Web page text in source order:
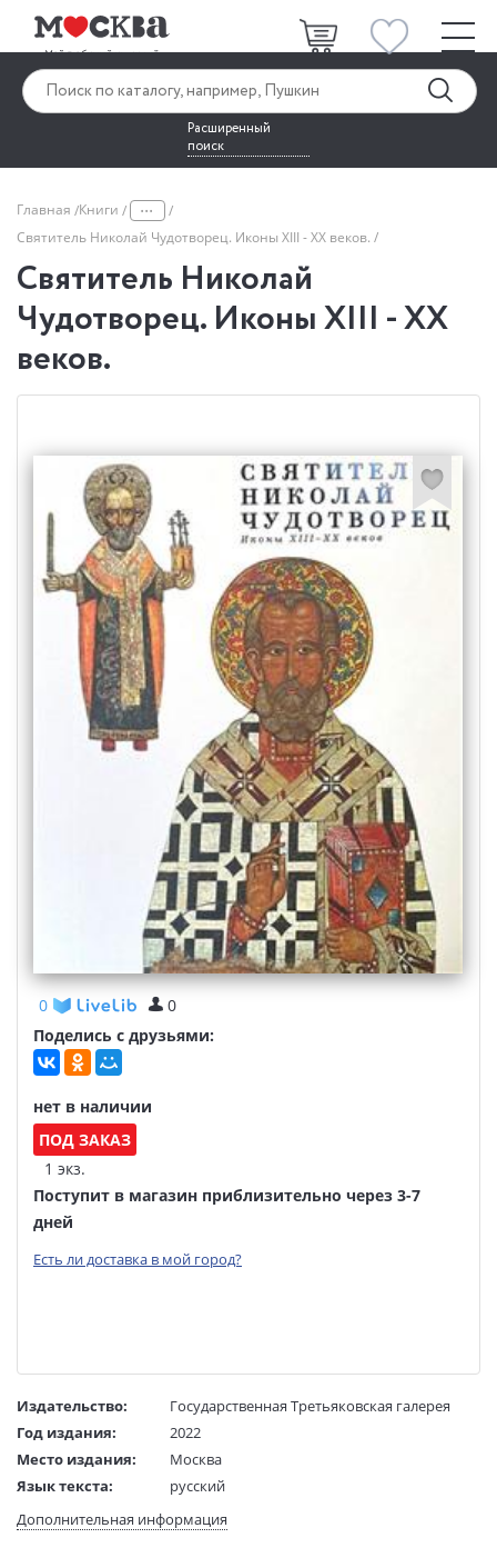
Расширенный
поиск
Главная Книги ...
Святитель Николай Чудотворец. Иконы XIII - XX веков.
Святитель Николай
Чудотворец. Иконы XIII - XX
веков.
0
0
Поделись с друзьями:
нет в наличии
ПОД ЗАКАЗ
1 экз.
Поступит в магазин приблизительно через 3-7
дней
Есть ли доставка в мой город?
Издательство:
Государственная Третьяковская галерея
Год издания:
2022
Место издания:
Москва
Язык текста:
русский
Тип обложки:
Мягкая обложка
Дополнительная информация